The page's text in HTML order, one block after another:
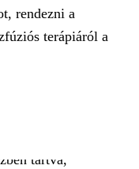
rendezni a
terápiáról a